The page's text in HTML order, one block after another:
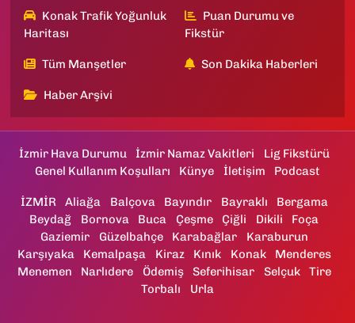
Konak Trafik Yoğunluk
Haritası
Puan Durumu ve
Fikstür
Tüm Manşetler Son Dakika Haberleri
Haber Arşivi
İzmir Hava Durumu İzmir Namaz Vakitleri
Lig Fikstürü
Genel Kullanım Koşulları
Künye İletişim Podcast
İZMİR Aliağa Balçova Bayındır Bayraklı
Bergama
Beydağ
Bornova Buca Çeşme Çiğli Dikili
Foça
Gaziemir
Güzelbahçe Karabağlar
Karaburun
Karşıyaka
Kemalpaşa Kiraz Kınık Konak
Menderes
Menemen
Narlıdere Ödemiş Seferihisar Selçuk
Tire
Torbalı
Urla